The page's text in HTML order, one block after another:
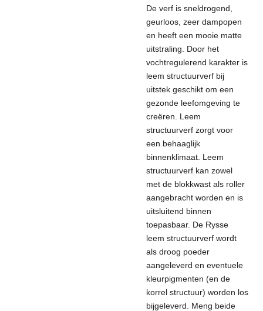
De verf is sneldrogend,
geurloos, zeer dampopen
en heeft een mooie matte
uitstraling. Door het
vochtregulerend karakter is
leem structuurverf bij
uitstek geschikt om een
gezonde leefomgeving te
creëren. Leem
structuurverf zorgt voor
een behaaglijk
binnenklimaat. Leem
structuurverf kan zowel
met de blokkwast als roller
aangebracht worden en is
uitsluitend binnen
toepasbaar. De Rysse
leem structuurverf wordt
als droog poeder
aangeleverd en eventuele
kleurpigmenten (en de
korrel structuur) worden los
bijgeleverd. Meng beide